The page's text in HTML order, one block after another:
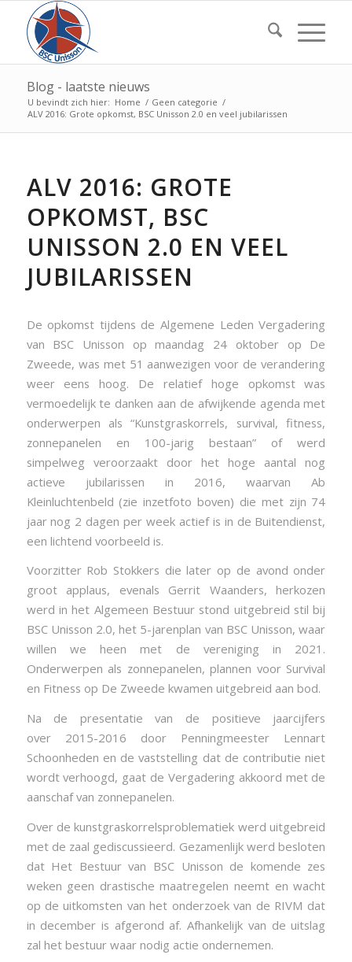
Blog - laatste nieuws
U bevindt zich hier: Home / Geen categorie /
ALV 2016: Grote opkomst, BSC Unisson 2.0 en veel jubilarissen
ALV 2016: GROTE
OPKOMST, BSC
UNISSON 2.0 EN VEEL
JUBILARISSEN
De opkomst tijdens de Algemene Leden Vergadering
van BSC Unisson op maandag 24 oktober op De
Zweede, was met 51 aanwezigen voor de verandering
weer eens hoog. De relatief hoge opkomst was
vermoedelijk te danken aan de afwijkende agenda met
onderwerpen als “Kunstgraskorrels, survival, fitness,
zonnepanelen en 100-jarig bestaan” of werd
simpelweg veroorzaakt door het hoge aantal nog
actieve jubilarissen in 2016, waarvan Ab
Kleinluchtenbeld (zie inzetfoto boven) die met zijn 74
jaar nog 2 dagen per week actief is in de Buitendienst,
een lichtend voorbeeld is.
Voorzitter Rob Stokkers die later op de avond onder
groot applaus, evenals Gerrit Waanders, herkozen
werd in het Algemeen Bestuur stond uitgebreid stil bij
BSC Unisson 2.0, het 5-jarenplan van BSC Unisson, waar
willen we heen met de vereniging in 2021.
Onderwerpen als zonnepanelen, plannen voor Survival
en Fitness op De Zweede kwamen uitgebreid aan bod.
Na de presentatie van de positieve jaarcijfers
over 2015-2016 door Penningmeester Lennart
Schoonheden en de vaststelling dat de contributie niet
wordt verhoogd, gaat de Vergadering akkoord met de
aanschaf van zonnepanelen.
Over de kunstgraskorrelsproblematiek werd uitgebreid
met de zaal gediscussieerd. Gezamenlijk werd besloten
dat Het Bestuur van BSC Unisson de komende zes
weken geen drastische maatregelen neemt en wacht
op de uitkomsten van het onderzoek van de RIVM dat
in december is afgerond af. Afhankelijk van de uitslag
zal het bestuur waar nodig actie ondernemen.